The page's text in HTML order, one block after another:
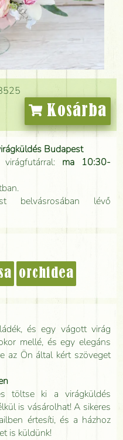
Kosárba
Budapest
ma 10:30-
belvásrosában lévő
orchidea
és egy vágott virág
mellé, és egy elegáns
az Ön által kért szöveget
töltse ki a virágküldés
is vásárolhat! A sikeres
értesíti, és a házhoz
is küldünk!